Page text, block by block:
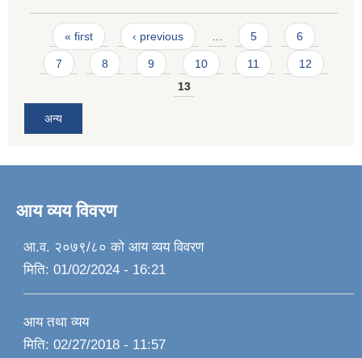
Pages
« first ‹ previous 5 6
7 8 9 10 11
12
13
अन्य
आय व्यय विवरण
आ.व. २०७९/८० को आय व्यय विवरण
मिति: 01/02/2024 - 16:21
आय तथा व्यय
मिति: 02/27/2018 - 11:57